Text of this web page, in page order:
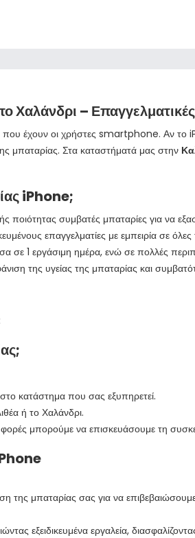
Χαλάνδρι –
που έχουν οι χρήστες smartphone. Αν
μπαταρίας. Στα καταστήματά μας στην
iPhone;
ποιότητας συμβατές μπαταρίες για να
επαγγελματίες με εμπειρία σε
σε 1 εργάσιμη ημέρα, ενώ σε πολλές
της υγείας της μπαταρίας και
κατάστημα που σας εξυπηρετεί.
ή το Χαλάνδρι.
μπορούμε να επισκευάσουμε τη
μπαταρίας σας για να επιβεβαιώσουμε
εξειδικευμένα εργαλεία,